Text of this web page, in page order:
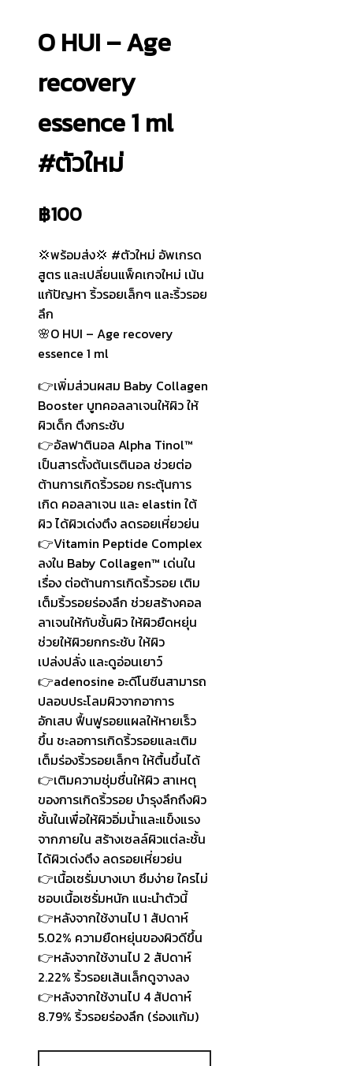
O HUI – Age
recovery
essence 1 ml
#ตัวใหม่
฿100
💢พร้อมส่ง💢 #ตัวใหม่ อัพเกรด
สูตร และเปลี่ยนแพ็คเกจใหม่ เน้น
แก้ปัญหา ริ้วรอยเล็กๆ และริ้วรอย
ลึก
🌸O HUI – Age recovery
essence 1 ml
👉เพิ่มส่วนผสม Baby Collagen
Booster บูทคอลลาเจนให้ผิว ให้
ผิวเด็ก ตึงกระชับ
👉อัลฟาตินอล Alpha Tinol™
เป็นสารตั้งต้นเรตินอล ช่วยต่อ
ต้านการเกิดริ้วรอย กระตุ้นการ
เกิด คอลลาเจน และ elastin ใต้
ผิว ได้ผิวเด่งตึง ลดรอยเหี่ยวย่น
👉Vitamin Peptide Complex
ลงใน Baby Collagen™ เด่นใน
เรื่อง ต่อต้านการเกิดริ้วรอย เติม
เต็มริ้วรอยร่องลึก ช่วยสร้างคอล
ลาเจนให้กับชั้นผิว ให้ผิวยืดหยุ่น
ช่วยให้ผิวยกกระชับ ให้ผิว
เปล่งปลั่ง และดูอ่อนเยาว์
👉adenosine อะดีโนซีนสามารถ
ปลอบประโลมผิวจากอาการ
อักเสบ ฟื้นฟูรอยแผลให้หายเร็ว
ขึ้น ชะลอการเกิดริ้วรอยและเติม
เต็มร่องริ้วรอยเล็กๆ ให้ตื้นขึ้นได้
👉เติมความชุ่มชื่นให้ผิว สาเหตุ
ของการเกิดริ้วรอย บำรุงลึกถึงผิว
ชั้นในเพื่อให้ผิวอิ่มน้ำและแข็งแรง
จากภายใน สร้างเซลล์ผิวแต่ละชั้น
ได้ผิวเด่งตึง ลดรอยเหี่ยวย่น
👉เนื้อเซรั่มบางเบา ซึมง่าย ใครไม่
ชอบเนื้อเซรั่มหนัก แนะนำตัวนี้
👉หลังจากใช้งานไป 1 สัปดาห์
5.02% ความยืดหยุ่นของผิวดีขึ้น
👉หลังจากใช้งานไป 2 สัปดาห์
2.22% ริ้วรอยเส้นเล็กดูจางลง
👉หลังจากใช้งานไป 4 สัปดาห์
8.79% ริ้วรอยร่องลึก (ร่องแก้ม)